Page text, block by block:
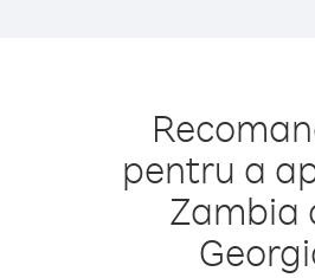
pentru a
Zambia